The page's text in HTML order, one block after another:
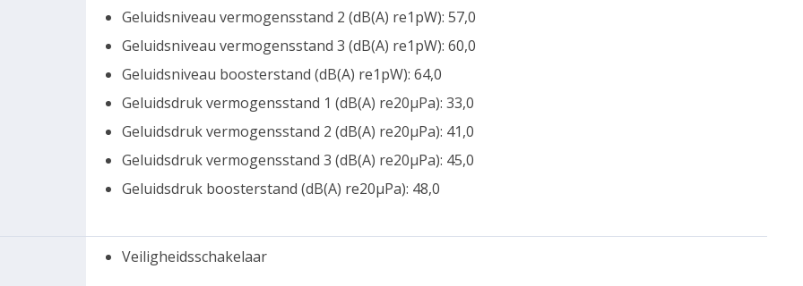
Geluidsniveau vermogensstand 2 (dB(A) re1pW): 57,0
Geluidsniveau vermogensstand 3 (dB(A) re1pW): 60,0
Geluidsniveau boosterstand (dB(A) re1pW): 64,0
Geluidsdruk vermogensstand 1 (dB(A) re20µPa): 33,0
Geluidsdruk vermogensstand 2 (dB(A) re20µPa): 41,0
Geluidsdruk vermogensstand 3 (dB(A) re20µPa): 45,0
Geluidsdruk boosterstand (dB(A) re20µPa): 48,0
Veiligheidsschakelaar